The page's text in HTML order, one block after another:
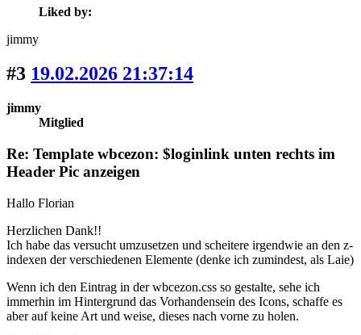
Liked by:
jimmy
#3 19.02.2026 21:37:14
jimmy
Mitglied
Re: Template wbcezon: $loginlink unten rechts im
Header Pic anzeigen
Hallo Florian
Herzlichen Dank!!
Ich habe das versucht umzusetzen und scheitere irgendwie an den z-
indexen der verschiedenen Elemente (denke ich zumindest, als Laie)
Wenn ich den Eintrag in der wbcezon.css so gestalte, sehe ich
immerhin im Hintergrund das Vorhandensein des Icons, schaffe es
aber auf keine Art und weise, dieses nach vorne zu holen.